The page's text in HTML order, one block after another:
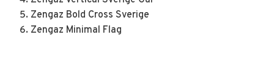
Zengaz Bold Cross Sverige
Zengaz Minimal Flag